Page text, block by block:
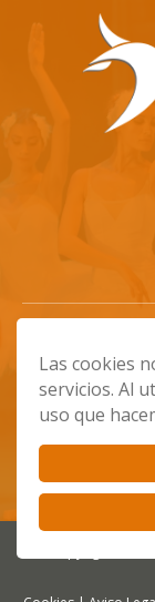
Las cookies
servicios. Al
uso que
Calle
Gran